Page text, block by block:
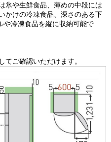
氷や生鮮食品、薄めの中段には
かけの冷凍食品、深さのある下
や冷凍食品を縦に収納可能で
てご確認いただけます。